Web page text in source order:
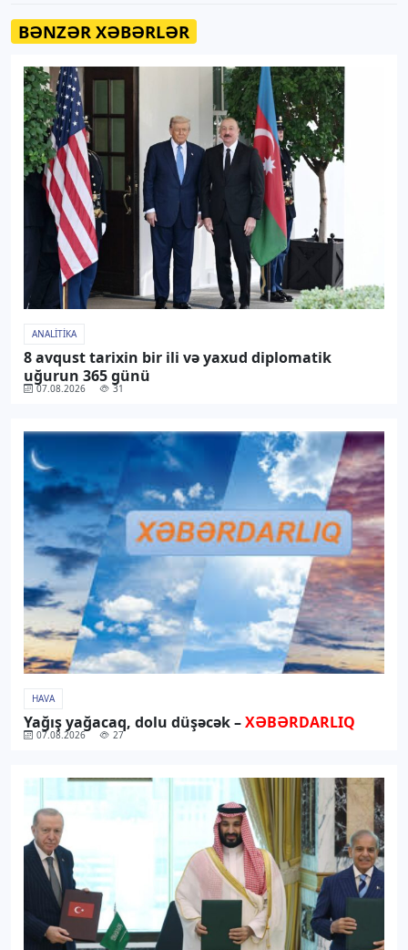
BƏNZƏR XƏBƏRLƏR
ANALITIKA
8 avqust tarixin bir ili və yaxud diplomatik
uğurun 365 günü
07.08.2026 31
HAVA
Yağış yağacaq, dolu düşəcək –XƏBƏRDARLIQ
07.08.2026 27